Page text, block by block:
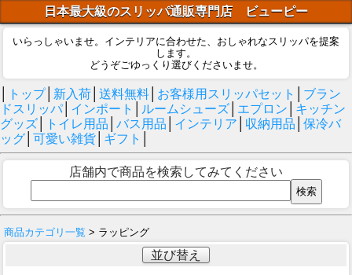
日本最大級のスリッパ通販専門店 ビューピー
いらっしゃいませ。インテリアに合わせた、おしゃれなスリッパを提案
します。
どうぞごゆっくり選びくださいませ。
トップ│ 新入荷 送料無料 お客様用スリッパセット
ブラン
ドスリッパ│ インポート ルームシューズ エプロン
キッチン
グッズ
トイレ用品 バス用品 インテリア 収納用品
保冷バ
ッグ 可愛い雑貨 ギフト
店舗内で商品を検索してみてください
商品カテゴリ一覧 > ラッピング
並び替え